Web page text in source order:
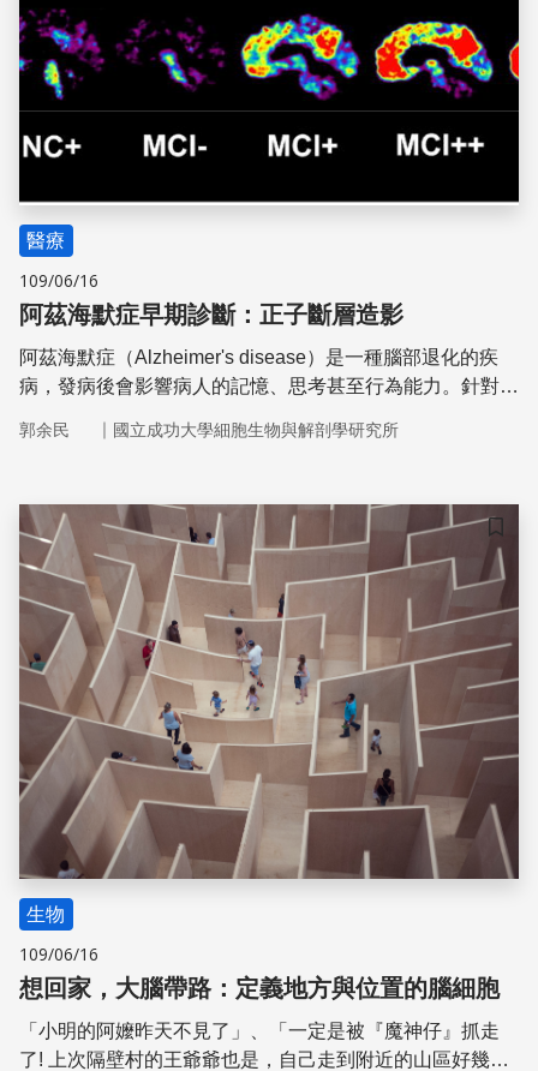
醫療
109/06/16
阿茲海默症早期診斷：正子斷層造影
阿茲海默症（Alzheimer's disease）是一種腦部退化的疾
病，發病後會影響病人的記憶、思考甚至行為能力。針對阿
嚴重病變，此時投藥能夠改善的效果有限。如果能夠更早診
關重要。本文介紹目前診斷阿茲海默症的方法之一——正子
斷層造影，其原理和各種優缺點。
郭余民 ｜ 國立成功大學細胞生物與解剖學研究所
儲存
生物
109/06/16
想回家，大腦帶路：定義地方與位置的腦細胞
「小明的阿嬤昨天不見了」、「一定是被『魔神仔』抓走
了! 上次隔壁村的王爺爺也是，自己走到附近的山區好幾天